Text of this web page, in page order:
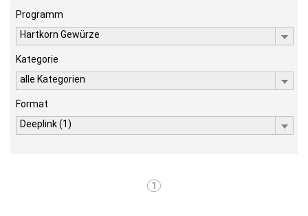
Programm
Hartkorn Gewürze
Kategorie
alle Kategorien
Format
Deeplink (1)
1